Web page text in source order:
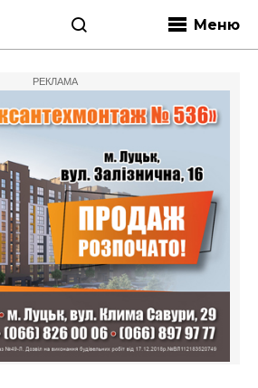
Меню
РЕКЛАМА